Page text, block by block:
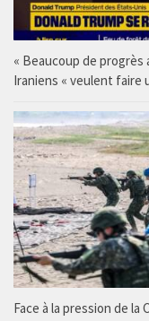
« Beaucoup de progrès
Iraniens « veulent faire
Face à la pression de